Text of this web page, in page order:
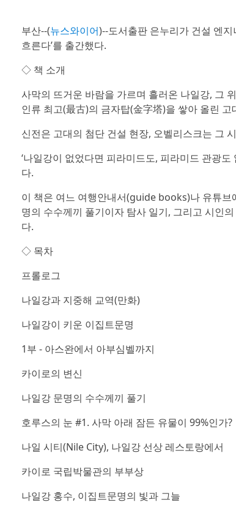
부산--(뉴스와이어)--도서출판 은누리가 건설 엔
흐른다’를 출간했다.
◇ 책 소개
사막의 뜨거운 바람을 가르며 흘러온 나일강, 그
인류 최고(最古)의 금자탑(金字塔)을 쌓아 올린
신전은 고대의 첨단 건설 현장, 오벨리스크는 그
‘나일강이 없었다면 피라미드도, 피라미드 관광
다.
이 책은 여느 여행안내서(guide books)나 유튜브
명의 수수께끼 풀기이자 탐사 일기, 그리고 시인
다.
◇ 목차
프롤로그
나일강과 지중해 교역(만화)
나일강이 키운 이집트문명
1부 - 아스완에서 아부심벨까지
카이로의 변신
나일강 문명의 수수께끼 풀기
호루스의 눈 #1. 사막 아래 잠든 유물이 99%인가?
나일 시티(Nile City), 나일강 선상 레스토랑에서
카이로 국립박물관의 부부상
나일강 홍수, 이집트문명의 빛과 그늘